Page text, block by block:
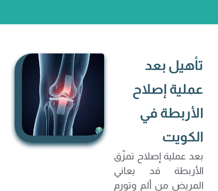
تأهيل بعد
عملية إصلاح
الأربطة في
الكويت
بعد عملية إصلاح تمزّق
الأربطة قد يعاني
المريض من ألم وتورم